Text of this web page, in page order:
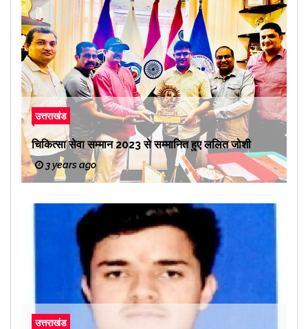
उत्तराखंड
चिकित्सा सेवा सम्मान 2023 से सम्मानित हुए ललित जोशी
3 years ago
उत्तराखंड